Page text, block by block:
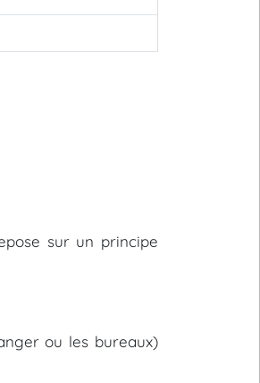
sur un principe
ou les bureaux)